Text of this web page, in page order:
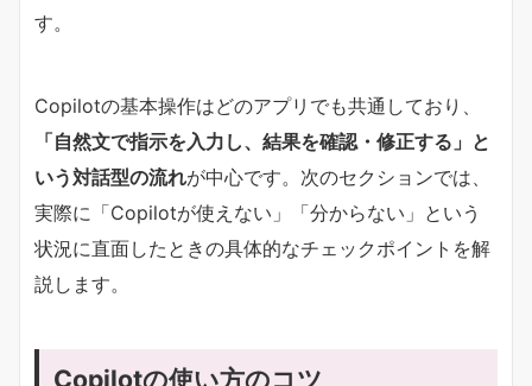
す。
Copilotの基本操作はどのアプリでも共通しており、
「自然文で指示を入力し、結果を確認・修正する」と
いう対話型の流れが中心です。次のセクションでは、
実際に「Copilotが使えない」「分からない」という
状況に直面したときの具体的なチェックポイントを解
説します。
Copilotの使い方のコツ